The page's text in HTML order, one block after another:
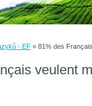
- EF » 81% des
veulent